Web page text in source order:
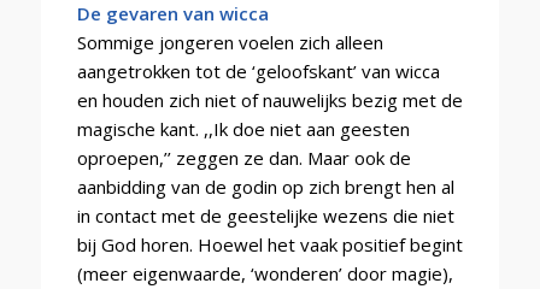
De gevaren van wicca
Sommige jongeren voelen zich alleen
aangetrokken tot de ‘geloofskant’ van wicca
en houden zich niet of nauwelijks bezig met de
magische kant. ,,Ik doe niet aan geesten
oproepen,’’ zeggen ze dan. Maar ook de
aanbidding van de godin op zich brengt hen al
in contact met de geestelijke wezens die niet
bij God horen. Hoewel het vaak positief begint
(meer eigenwaarde, ‘wonderen’ door magie),